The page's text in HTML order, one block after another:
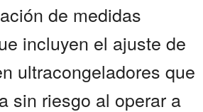
de medidas
incluyen el ajuste de
ultracongeladores que
sin riesgo al operar a